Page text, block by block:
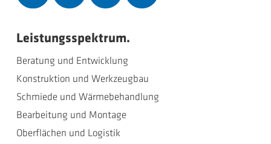
Leistungsspektrum.
Beratung und Entwicklung
Konstruktion und Werkzeugbau
Schmiede und Wärmebehandlung
Bearbeitung und Montage
Oberflächen und Logistik